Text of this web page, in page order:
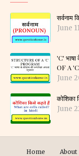
June
'C'
OF A
June
June
Home About